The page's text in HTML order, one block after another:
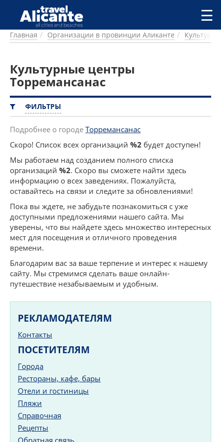
Перейти к основному содержанию
ГОРОДА
ПИТАНИЕ
ПРОЖИВАНИЕ
ПЛЯЖИ
ДОСТОПРИМЕЧАТЕЛЬНОСТИ
КЕМПИНГ
КОМАРКИ (РАЙОНЫ)
РЕЦЕПТЫ
ПРЕДЛОЖЕНИЯ
СТАТЬИ
УСЛУГИ
☰
Главная Организации в провинции Аликанте
Культурные центры
Торремансанас
ФИЛЬТРЫ
Подробнее о городе Торремансанас
Скоро! Список всех организаций %2 будет доступен!
Мы работаем над созданием полного списка
организаций %2. Скоро вы сможете найти здесь
информацию о всех заведениях. Пожалуйста,
оставайтесь на связи и следите за обновлениями!
Пока вы ждете, не забудьте познакомиться с уже
доступными предложениями нашего сайта. Мы
уверены, что вы найдете здесь множество интересных
мест для посещения и отличного проведения
времени.
Благодарим вас за ваше терпение и интерес к нашему
сайту. Мы стремимся сделать ваше онлайн-
путешествие незабываемым и удобным.
РЕКЛАМОДАТЕЛЯМ
Контакты
ПОСЕТИТЕЛЯМ
Города
Рестораны, кафе, бары
Отели и гостиницы
Пляжи
Справочная
Рецепты
Обратная связь